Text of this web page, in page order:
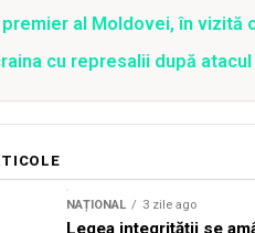
al Moldovei, în vizită
cu represalii după
NAȚIONAL 3 zile ago
Legea integrității se